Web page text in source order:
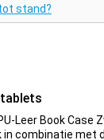
daardoor geen
stand?
Leer Book Case
combinatie met